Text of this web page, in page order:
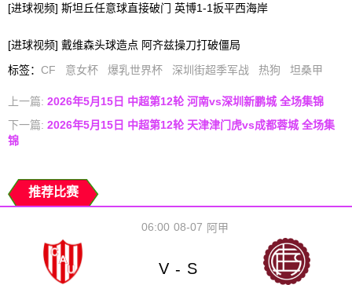
[进球视频] 斯坦丘任意球直接破门 英博1-1扳平西海岸
[进球视频] 戴维森头球造点 阿齐兹操刀打破僵局
标签： CF 意女杯 爆乳世界杯 深圳街超季军战 热狗 坦桑甲
上一篇: 2026年5月15日 中超第12轮 河南vs深圳新鹏城 全场集锦
下一篇: 2026年5月15日 中超第12轮 天津津门虎vs成都蓉城 全场集
锦
推荐比赛
08-07
06:00 阿甲
V - S